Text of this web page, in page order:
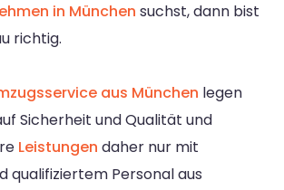
in München suchst, dann bist
richtig.
aus München legen
Sicherheit und Qualität und
Leistungen daher nur mit
qualifiziertem Personal aus